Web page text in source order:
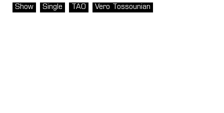
Show Single TAO Vero Tossounian